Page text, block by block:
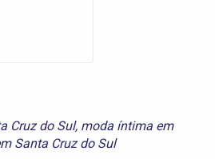
Cruz do Sul, moda íntima em
Santa Cruz do Sul